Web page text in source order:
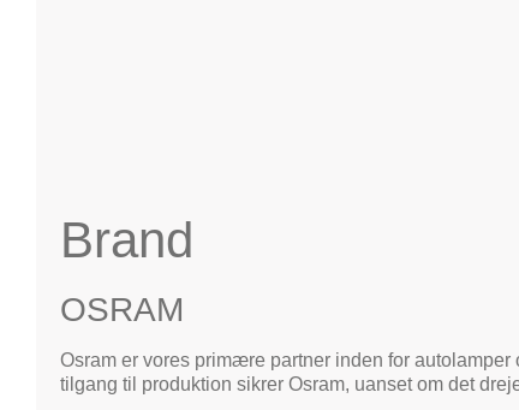
Brand
OSRAM
Osram er vores primære partner inden for
tilgang til produktion sikrer Osram, uanset om det